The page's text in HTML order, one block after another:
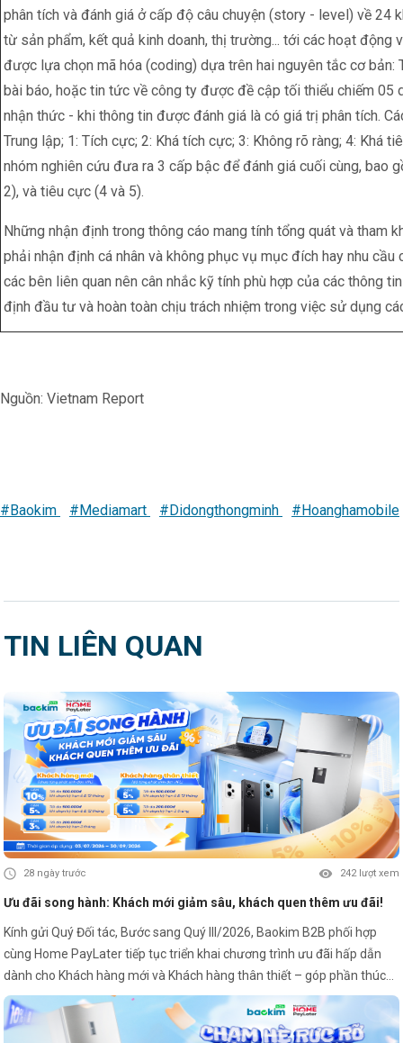
phân tích và đánh giá ở cấp độ câu chuyện (story - level) về 24
từ sản phẩm, kết quả kinh doanh, thị trường... tới các hoạt động
được lựa chọn mã hóa (coding) dựa trên hai nguyên tắc cơ bản:
bài báo, hoặc tin tức về công ty được đề cập tối thiểu chiếm
nhận thức - khi thông tin được đánh giá là có giá trị phân tích.
Trung lập; 1: Tích cực; 2: Khá tích cực; 3: Không rõ ràng; 4: Khá
nhóm nghiên cứu đưa ra 3 cấp bậc để đánh giá cuối cùng, bao
2), và tiêu cực (4 và 5).
Những nhận định trong thông cáo mang tính tổng quát và tham
phải nhận định cá nhân và không phục vụ mục đích hay nhu
các bên liên quan nên cân nhắc kỹ tính phù hợp của các thông
định đầu tư và hoàn toàn chịu trách nhiệm trong việc sử dụng
Nguồn: Vietnam Report
#Baokim #Mediamart #Didongthongminh #Hoanghamobile
TIN LIÊN QUAN
28 ngày trước 242 lượt xem
Ưu đãi song hành: Khách mới giảm sâu, khách quen thêm ưu đãi!
Kính gửi Quý Đối tác, Bước sang Quý III/2026, Baokim B2B phối hợp
cùng Home PayLater tiếp tục triển khai chương trình ưu đãi hấp dẫn
dành cho Khách hàng mới và Khách hàng thân thiết – góp phần thúc
đẩy trải nghiệm mua sắm linh hoạt và gia tăng tỷ lệ chuyển đổi tại điểm
bán. HOME PAYLATER – Ưu đãi Quý III/2026: 🎁 Khách hàng mới (chưa